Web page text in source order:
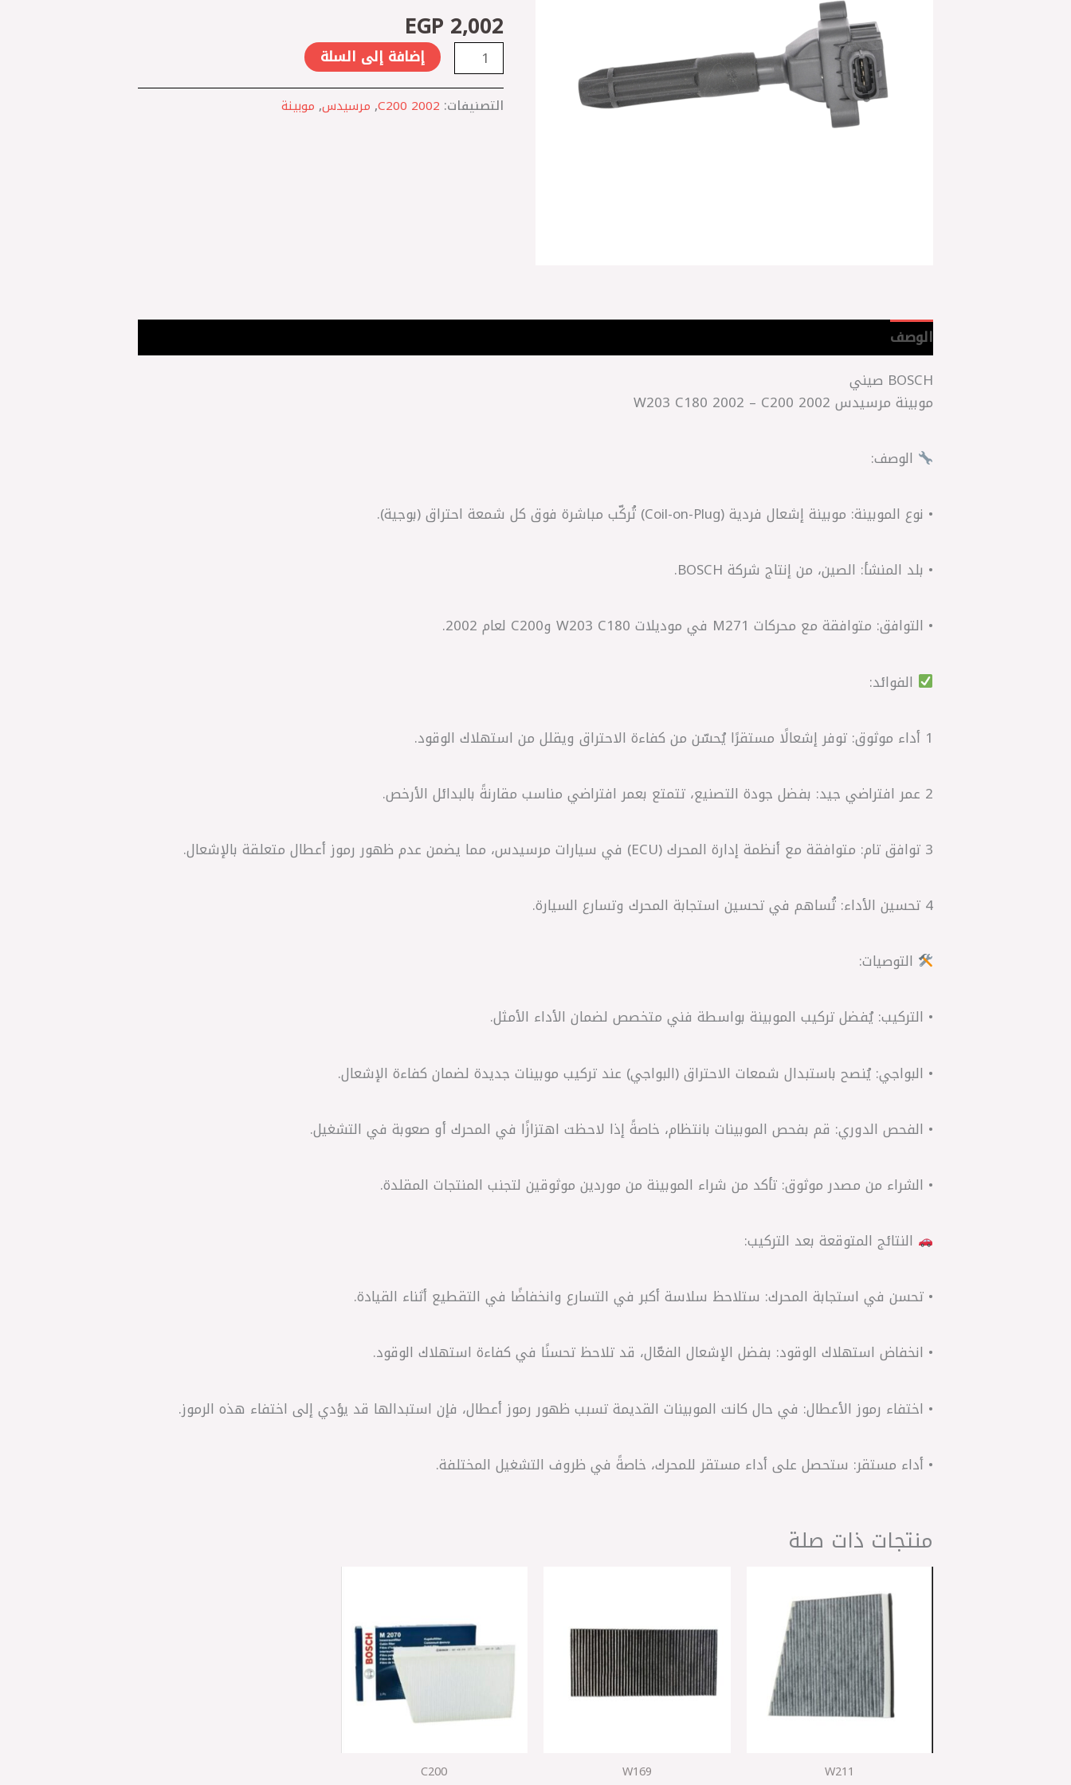
EGP 2,002
C180
2002
-
C200
2002
إضافة إلى السلة
التصنيفات: C200 2002
, مرسيدس, موبينة
الوصف
BOSCH صيني
موبينة مرسيدس W203 C180 2002 – C200 2002
الوصف:
• نوع الموبينة: موبينة إشعال فردية (Coil-on-Plug) تُركّب مباشرة فوق كل شمعة احتراق (بوجية).
• بلد المنشأ: الصين، من إنتاج شركة BOSCH.
• التوافق: متوافقة مع محركات M271 في موديلات W203 C180 وC200 لعام 2002.
الفوائد:
1 أداء موثوق: توفر إشعالًا مستقرًا يُحسّن من كفاءة الاحتراق ويقلل من استهلاك الوقود.
2 عمر افتراضي جيد: بفضل جودة التصنيع، تتمتع بعمر افتراضي مناسب مقارنةً بالبدائل الأرخص.
3 توافق تام: متوافقة مع أنظمة إدارة المحرك (ECU) في سيارات مرسيدس، مما يضمن عدم ظهور رموز أعطال متعلقة بالإشعال.
4 تحسين الأداء: تُساهم في تحسين استجابة المحرك وتسارع السيارة.
التوصيات:
• التركيب: يُفضل تركيب الموبينة بواسطة فني متخصص لضمان الأداء الأمثل.
• البواجي: يُنصح باستبدال شمعات الاحتراق (البواجي) عند تركيب موبينات جديدة لضمان كفاءة الإشعال.
• الفحص الدوري: قم بفحص الموبينات بانتظام، خاصةً إذا لاحظت اهتزازًا في المحرك أو صعوبة في التشغيل.
• الشراء من مصدر موثوق: تأكد من شراء الموبينة من موردين موثوقين لتجنب المنتجات المقلدة.
النتائج المتوقعة بعد التركيب:
• تحسن في استجابة المحرك: ستلاحظ سلاسة أكبر في التسارع وانخفاضًا في التقطيع أثناء القيادة.
• انخفاض استهلاك الوقود: بفضل الإشعال الفعّال، قد تلاحظ تحسنًا في كفاءة استهلاك الوقود.
• اختفاء رموز الأعطال: في حال كانت الموبينات القديمة تسبب ظهور رموز أعطال، فإن استبدالها قد يؤدي إلى اختفاء هذه الرموز.
• أداء مستقر: ستحصل على أداء مستقر للمحرك، خاصةً في ظروف التشغيل المختلفة.
منتجات ذات صلة
W211
W169
C200